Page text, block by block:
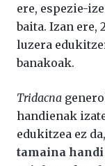
ere, espezie-
baita. Izan ere,
luzera
banakoak.
Tridacna
handienak
edukitzea ez
tamaina